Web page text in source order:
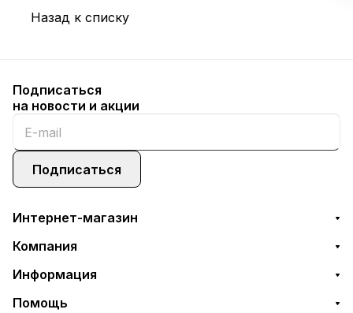
Назад к списку
Подписаться
на новости и акции
Подписаться
Интернет-магазин
Компания
Информация
Помощь